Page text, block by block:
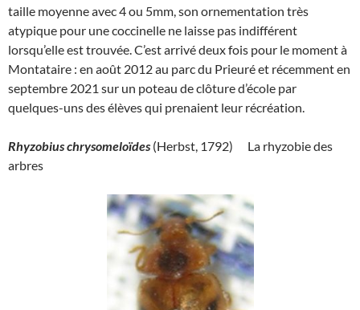
taille moyenne avec 4 ou 5mm, son ornementation très
atypique pour une coccinelle ne laisse pas indifférent
lorsqu’elle est trouvée. C’est arrivé deux fois pour le moment à
Montataire : en août 2012 au parc du Prieuré et récemment en
septembre 2021 sur un poteau de clôture d’école par
quelques-uns des élèves qui prenaient leur récréation.
Rhyzobius chrysomeloïdes (Herbst, 1792) La rhyzobie des
arbres